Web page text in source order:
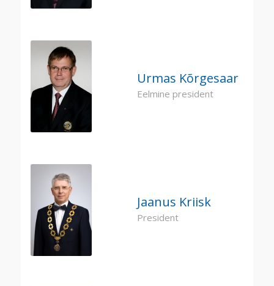
Urmas Kõrgesaar
Eelmine president
Jaanus Kriisk
President